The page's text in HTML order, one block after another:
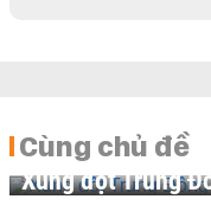
Cùng chủ đề
Xung đột Trung